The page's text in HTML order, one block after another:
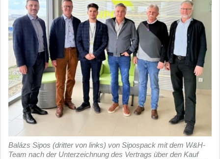
Balázs Sipos (dritter von links) von Sipospack mit dem W&H-
Team nach der Unterzeichnung des Vertrags über den Kauf